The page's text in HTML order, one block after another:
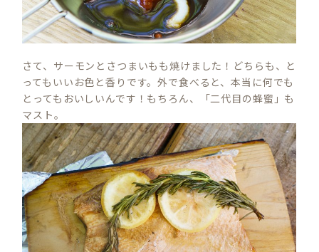
さて、サーモンとさつまいもも焼けました！どちらも、と
ってもいいお色と香りです。外で食べると、本当に何でも
とってもおいしいんです！もちろん、「二代目の蜂蜜」も
マスト。
S
E
A
R
C
H